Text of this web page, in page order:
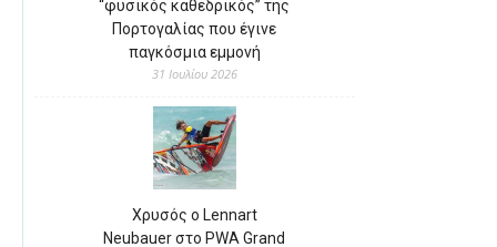
“φυσικός καθεδρικός” της
Πορτογαλίας που έγινε
παγκόσμια εμμονή
31 Ιουλίου 2026
Χρυσός ο Lennart
Neubauer στο PWA Grand